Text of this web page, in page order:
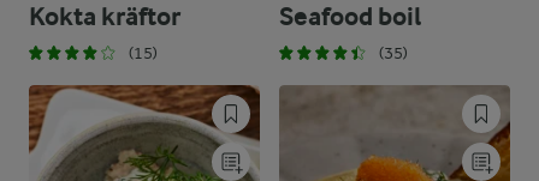
Kokta kräftor
(15)
Seafood boil
(35)